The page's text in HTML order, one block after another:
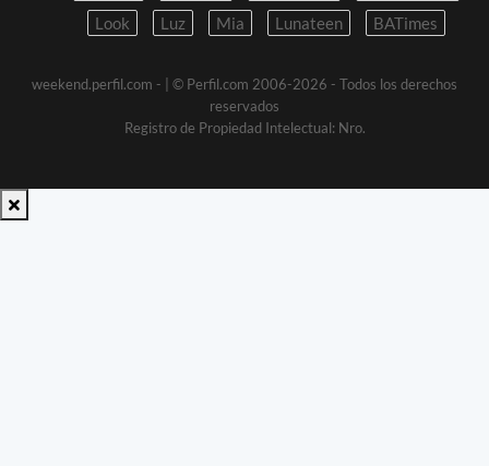
Look Luz Mia Lunateen BATimes
weekend.perfil.com -
| © Perfil.com 2006-2026 - Todos los derechos
reservados
Registro de Propiedad Intelectual: Nro.